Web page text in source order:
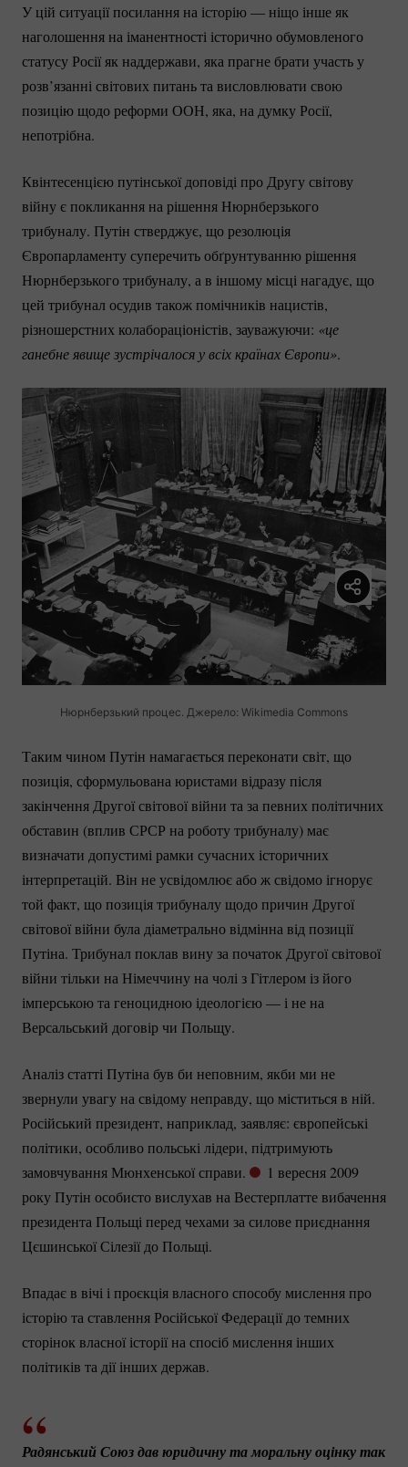
У цій ситуації посилання на історію — ніщо інше як
наголошення на іманентності історично обумовленого
статусу Росії як наддержави, яка прагне брати участь у
розв’язанні світових питань та висловлювати свою
позицію щодо реформи ООН, яка, на думку Росії,
непотрібна.
Квінтесенцією путінської доповіді про Другу світову
війну є покликання на рішення Нюрнберзького
трибуналу. Путін стверджує, що резолюція
Європарламенту суперечить обґрунтуванню рішення
Нюрнберзького трибуналу, а в іншому місці нагадує, що
цей трибунал осудив також помічників нацистів,
різношерстних колабораціоністів, зауважуючи: «це
ганебне явище зустрічалося у всіх країнах Європи».
Нюрнберзький процес. Джерело: Wikimedia Commons
Таким чином Путін намагається переконати світ, що
позиція, сформульована юристами відразу після
закінчення Другої світової війни та за певних політичних
обставин (вплив СРСР на роботу трибуналу) має
визначати допустимі рамки сучасних історичних
інтерпретацій. Він не усвідомлює або ж свідомо ігнорує
той факт, що позиція трибуналу щодо причин Другої
світової війни була діаметрально відмінна від позиції
Путіна. Трибунал поклав вину за початок Другої світової
війни тільки на Німеччину на чолі з Гітлером із його
імперською та геноцидною ідеологією — і не на
Версальський договір чи Польщу.
Аналіз статті Путіна був би неповним, якби ми не
звернули увагу на свідому неправду, що міститься в ній.
Російський президент, наприклад, заявляє: європейські
політики, особливо польські лідери, підтримують
замовчування Мюнхенської справи.
1 вересня 2009
року Путін особисто вислухав на Вестерплатте вибачення
президента Польщі перед чехами за силове приєднання
Цєшинської Сілезії до Польщі.
Впадає в вічі і проєкція власного способу мислення про
історію та ставлення Російської Федерації до темних
сторінок власної історії на спосіб мислення інших
політиків та дії інших держав.
Радянський Союз дав юридичну та моральну оцінку так